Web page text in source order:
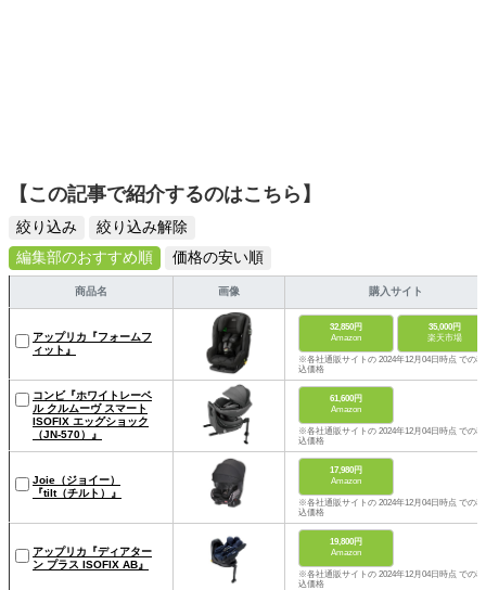
【この記事で紹介するのはこちら】
絞り込み
絞り込み解除
編集部のおすすめ順
価格の安い順
商品名 画像 購入サイト
アップリカ『フォームフ
ィット』
32,850円
Amazon
35,000円
楽天市場
※各社通販サイトの 2024年12月04日時点 での税
込価格
コンビ『ホワイトレーベ
ル クルムーヴ スマート
ISOFIX エッグショック
（JN-570）』
61,600円
Amazon
※各社通販サイトの 2024年12月04日時点 での税
込価格
Joie（ジョイー）
『tilt（チルト）』
17,980円
Amazon
※各社通販サイトの 2024年12月04日時点 での税
込価格
アップリカ『ディアター
ン プラス ISOFIX AB』
19,800円
Amazon
※各社通販サイトの 2024年12月04日時点 での税
込価格